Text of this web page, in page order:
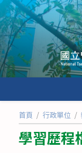
跳
轉
至
主
要
內
學習歷程
首頁 / 行政單位 /